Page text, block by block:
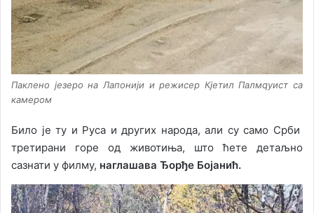
Паклено језеро на Лапонији и режисер Кјетил Палмqуист са
камером
Било је ту и Руса и других народа, али су само Срби
третирани горе од животиња, што ћете детаљно
сазнати у филму, наглашава Ђорђе Бојанић.